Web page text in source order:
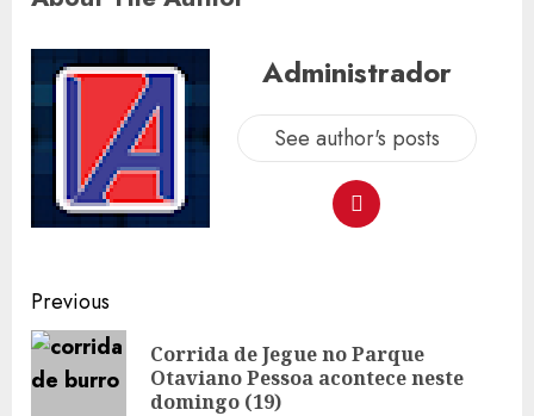
Administrador
See author's posts
Post
navigation
Previous
Corrida de Jegue no Parque
Otaviano Pessoa acontece neste
domingo (19)